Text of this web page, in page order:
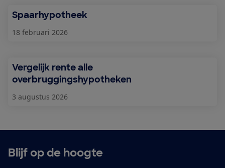
Spaarhypotheek
18 februari 2026
Vergelijk rente alle
overbruggingshypotheken
3 augustus 2026
Blijf op de hoogte